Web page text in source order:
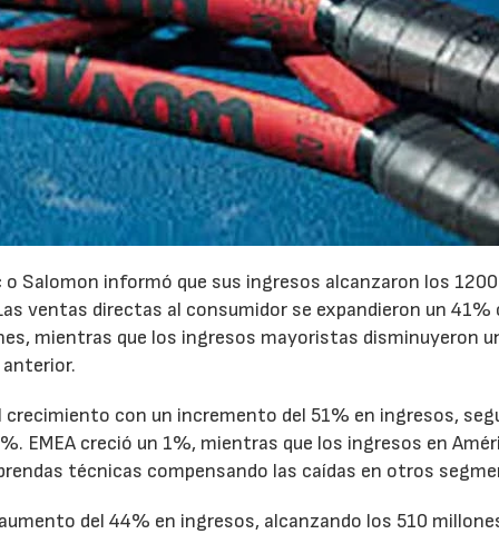
Salomon informó que sus ingresos alcanzaron los 1200
ventas directas al consumidor se expandieron un 41%
mientras que los ingresos mayoristas disminuyeron
con un incremento del 51% en ingresos,
EMEA creció un 1%, mientras que los ingresos en
técnicas compensando las caídas en otros
del 44% en ingresos, alcanzando los 510
23/07/2026 30/07/2026